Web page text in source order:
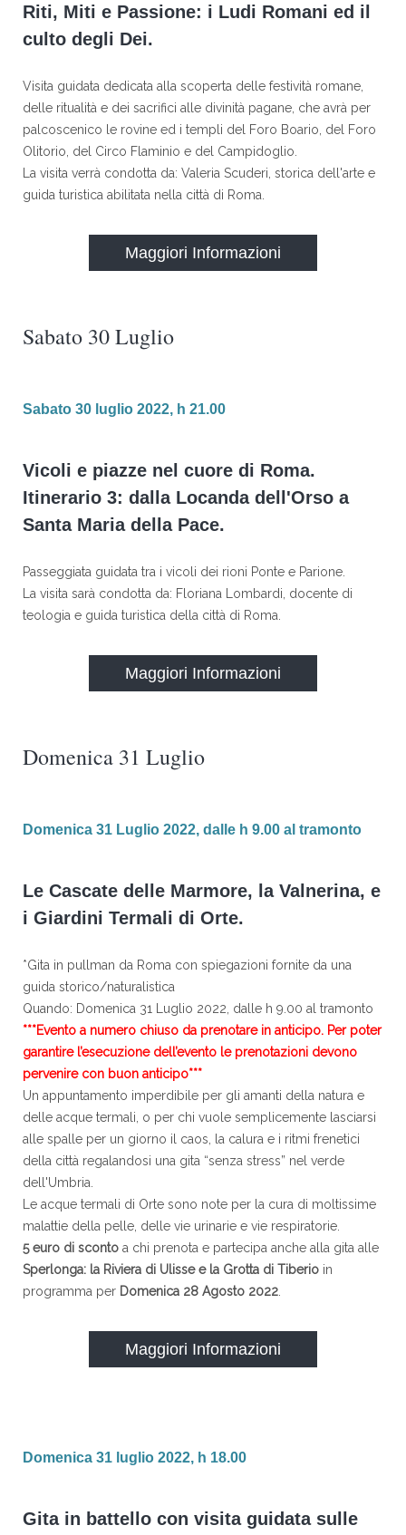
Riti, Miti e Passione: i Ludi Romani ed il
culto degli Dei.
Visita guidata dedicata alla scoperta delle festività romane,
delle ritualità e dei sacrifici alle divinità pagane, che avrà per
palcoscenico le rovine ed i templi del Foro Boario, del Foro
Olitorio, del Circo Flaminio e del Campidoglio.
La visita verrà condotta da: Valeria Scuderi, storica dell'arte e
guida turistica abilitata nella città di Roma.
Maggiori Informazioni
Sabato 30 Luglio
Sabato 30 luglio 2022, h 21.00
Vicoli e piazze nel cuore di Roma.
Itinerario 3: dalla Locanda dell'Orso a
Santa Maria della Pace.
Passeggiata guidata tra i vicoli dei rioni Ponte e Parione.
La visita sarà condotta da: Floriana Lombardi, docente di
teologia e guida turistica della città di Roma.
Maggiori Informazioni
Domenica 31 Luglio
Domenica 31 Luglio 2022, dalle h 9.00 al tramonto
Le Cascate delle Marmore, la Valnerina, e
i Giardini Termali di Orte.
*Gita in pullman da Roma con spiegazioni fornite da una
guida storico/naturalistica
Quando: Domenica 31 Luglio 2022, dalle h 9.00 al tramonto
***Evento a numero chiuso da prenotare in anticipo. Per poter
garantire l’esecuzione dell’evento le prenotazioni devono
pervenire con buon anticipo***
Un appuntamento imperdibile per gli amanti della natura e
delle acque termali, o per chi vuole semplicemente lasciarsi
alle spalle per un giorno il caos, la calura e i ritmi frenetici
della città regalandosi una gita “senza stress” nel verde
dell'Umbria.
Le acque termali di Orte sono note per la cura di moltissime
malattie della pelle, delle vie urinarie e vie respiratorie.
5 euro di sconto a chi prenota e partecipa anche alla gita alle
Sperlonga: la Riviera di Ulisse e la Grotta di Tiberio in
programma per Domenica 28 Agosto 2022.
Maggiori Informazioni
Domenica 31 luglio 2022, h 18.00
Gita in battello con visita guidata sulle